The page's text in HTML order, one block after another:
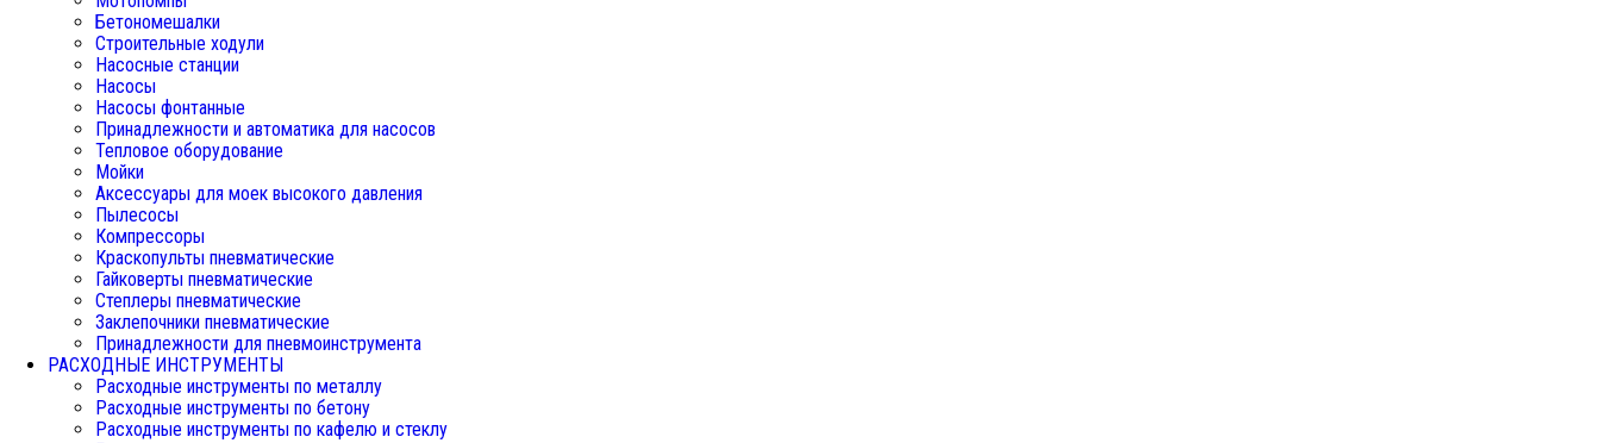
Бетономешалки
Строительные ходули
Насосные станции
Насосы
Насосы фонтанные
Принадлежности и автоматика для насосов
Тепловое оборудование
Мойки
Аксессуары для моек высокого давления
Пылесосы
Компрессоры
Краскопульты пневматические
Гайковерты пневматические
Степлеры пневматические
Заклепочники пневматические
Принадлежности для пневмоинструмента
РАСХОДНЫЕ ИНСТРУМЕНТЫ
Расходные инструменты по металлу
Расходные инструменты по бетону
Расходные инструменты по кафелю и стеклу